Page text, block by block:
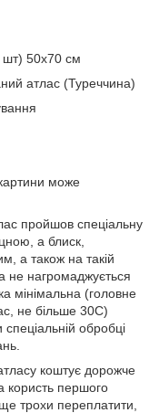
шт) 50х70 см
атлас (Туреччина)
може
пройшов спеціальну
а блиск,
а також на такій
не нагромаджується
мінімальна (головне
не більше 30С)
обробці
коштує дорожче
користь першого
трохи переплатити,